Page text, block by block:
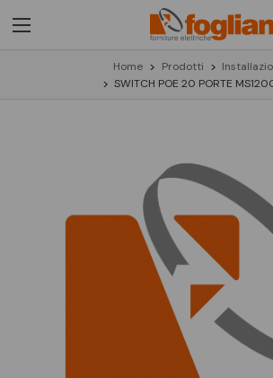
Home Prodotti
SWITCH POE 20 PORTE